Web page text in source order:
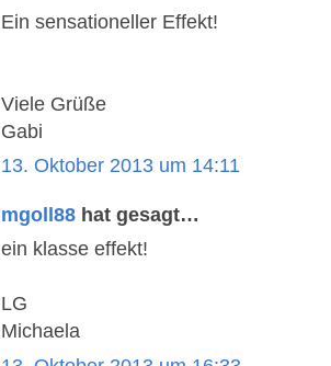
Ein sensationeller Effekt!
Viele Grüße
Gabi
13. Oktober 2013 um 14:11
mgoll88 hat gesagt…
ein klasse effekt!
LG
Michaela